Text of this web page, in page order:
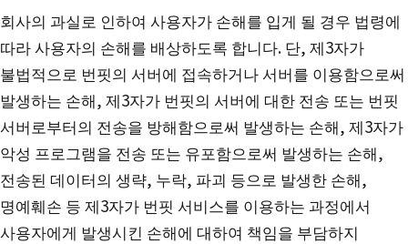
회사의 과실로 인하여 사용자가 손해를 입게 될 경우 법령에
따라 사용자의 손해를 배상하도록 합니다. 단, 제3자가
불법적으로 번핏의 서버에 접속하거나 서버를 이용함으로써
발생하는 손해, 제3자가 번핏의 서버에 대한 전송 또는 번핏
서버로부터의 전송을 방해함으로써 발생하는 손해, 제3자가
악성 프로그램을 전송 또는 유포함으로써 발생하는 손해,
전송된 데이터의 생략, 누락, 파괴 등으로 발생한 손해,
명예훼손 등 제3자가 번핏 서비스를 이용하는 과정에서
사용자에게 발생시킨 손해에 대하여 책임을 부담하지